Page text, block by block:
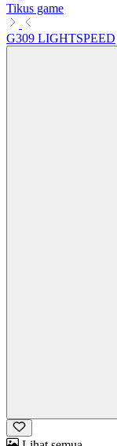
Tikus game
G309 LIGHTSPEED